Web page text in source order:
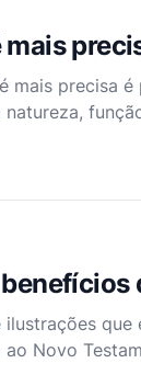
mais precisa
Novo